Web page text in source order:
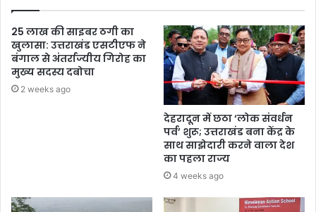
25 लाख की साइबर ठगी का
खुलासा: उत्तराखंड एसटीएफ ने
बंगाल से अंतर्राज्यीय गिरोह का
मुख्य सदस्य दबोचा
2 weeks ago
देहरादून में छठा ‘लोक संवर्धन
पर्व’ शुरू; उत्तराखंड बना केंद्र के
साथ साझेदारी करने वाला देश
का पहला राज्य
4 weeks ago